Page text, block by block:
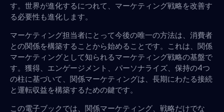
す。世界が進化するにつれて、マーケティング戦略を改善す
る必要性も進化します。
マーケティング担当者にとって今後の唯一の方法は、消費者
との関係を構築することから始めることです。これは、関係
マーケティングとして知られるマーケティング戦略の基盤で
す。獲得、エンゲージメント、パーソナライズ、保持の4つ
の柱に基づいて、関係マーケティングは、長期にわたる接続
と運転収益を構築するための鍵です。
この電子ブックでは、関係マーケティング、戦略だけでな